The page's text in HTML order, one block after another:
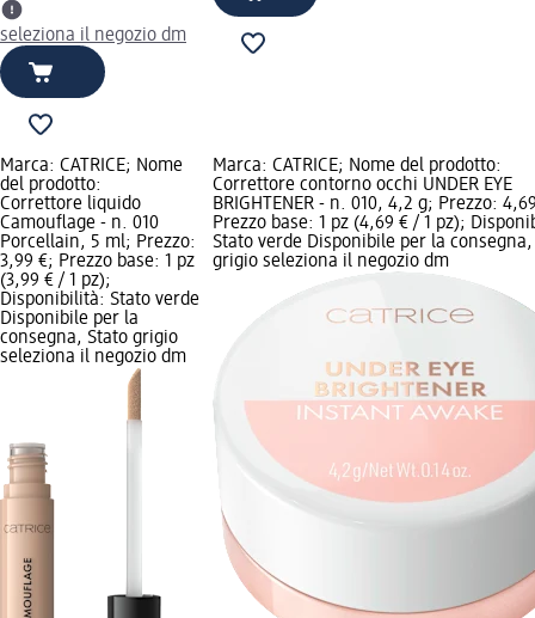
seleziona il negozio dm
Marca: CATRICE; Nome
del prodotto:
Correttore liquido
Camouflage - n. 010
Porcellain, 5 ml; Prezzo:
3,99 €; Prezzo base: 1 pz
(3,99 € / 1 pz);
Disponibilità: Stato verde
Disponibile per la
consegna, Stato grigio
seleziona il negozio dm
Marca: CATRICE; Nome del prodotto:
Correttore contorno occhi UNDER EYE
BRIGHTENER - n. 010, 4,2 g; Prezzo:
Prezzo base: 1 pz (4,69 € / 1 pz);
Stato verde Disponibile per la
grigio seleziona il negozio dm